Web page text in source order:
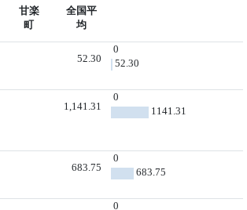
甘楽
町
全国平
均
52.30
0
52.30
1,141.31
0
1141.31
683.75
0
683.75
0